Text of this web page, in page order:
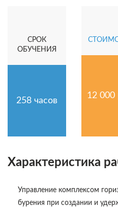
СРОК
ОБУЧЕНИЯ
258 часов
12 000
Характеристика
Управление комплексом
бурения при создании и